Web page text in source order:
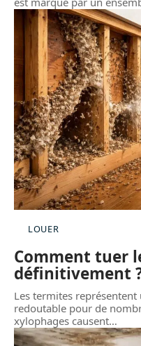
LOUER
Comment tuer
définitivement
Les termites représentent
redoutable pour de
xylophages causent…